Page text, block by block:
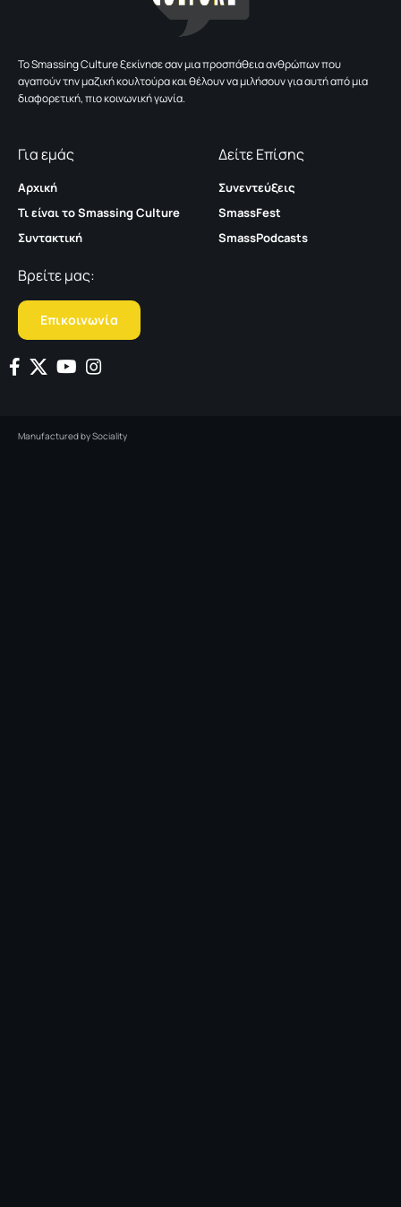
To Smassing Culture ξεκίνησε σαν μια προσπάθεια ανθρώπων που
αγαπούν την μαζική κουλτούρα και θέλουν να μιλήσουν για αυτή από μια
διαφορετική, πιο κοινωνική γωνία.
Για εμάς
Αρχική
Τι είναι το Smassing Culture
Συντακτική
Δείτε Επίσης
Συνεντεύξεις
SmassFest
SmassPodcasts
Βρείτε μας:
Επικοινωνία
Manufactured bySociality